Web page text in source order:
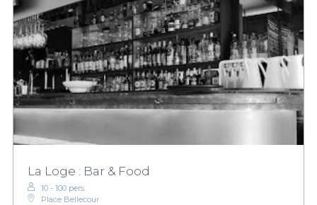
La Loge : Bar & Food
10 - 100 pers.
Place Bellecour